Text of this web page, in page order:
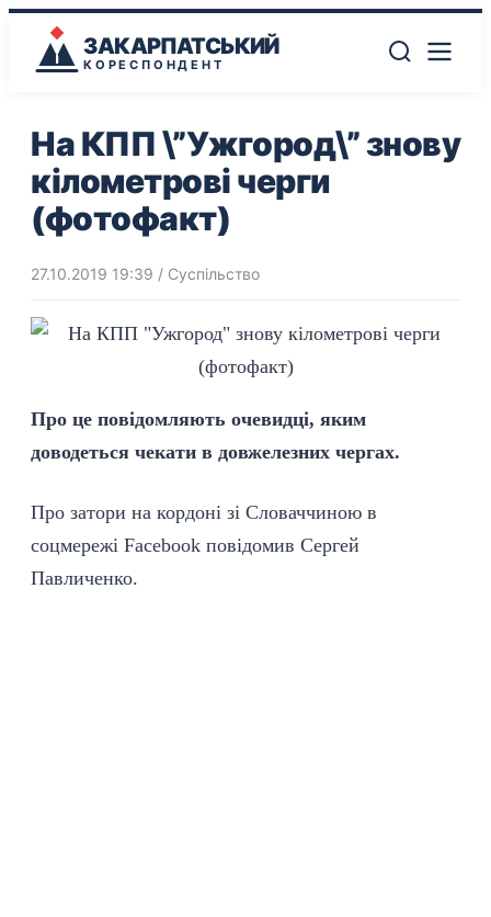
ЗАКАРПАТСЬКИЙ
КОРЕСПОНДЕНТ
На КПП \”Ужгород\” знову
кілометрові черги
(фотофакт)
27.10.2019 19:39 / Суспільство
Про це повідомляють очевидці, яким
доводеться чекати в довжелезних чергах.
Про затори на кордоні зі Словаччиною в
соцмережі Facebook повідомив Сергей
Павличенко.